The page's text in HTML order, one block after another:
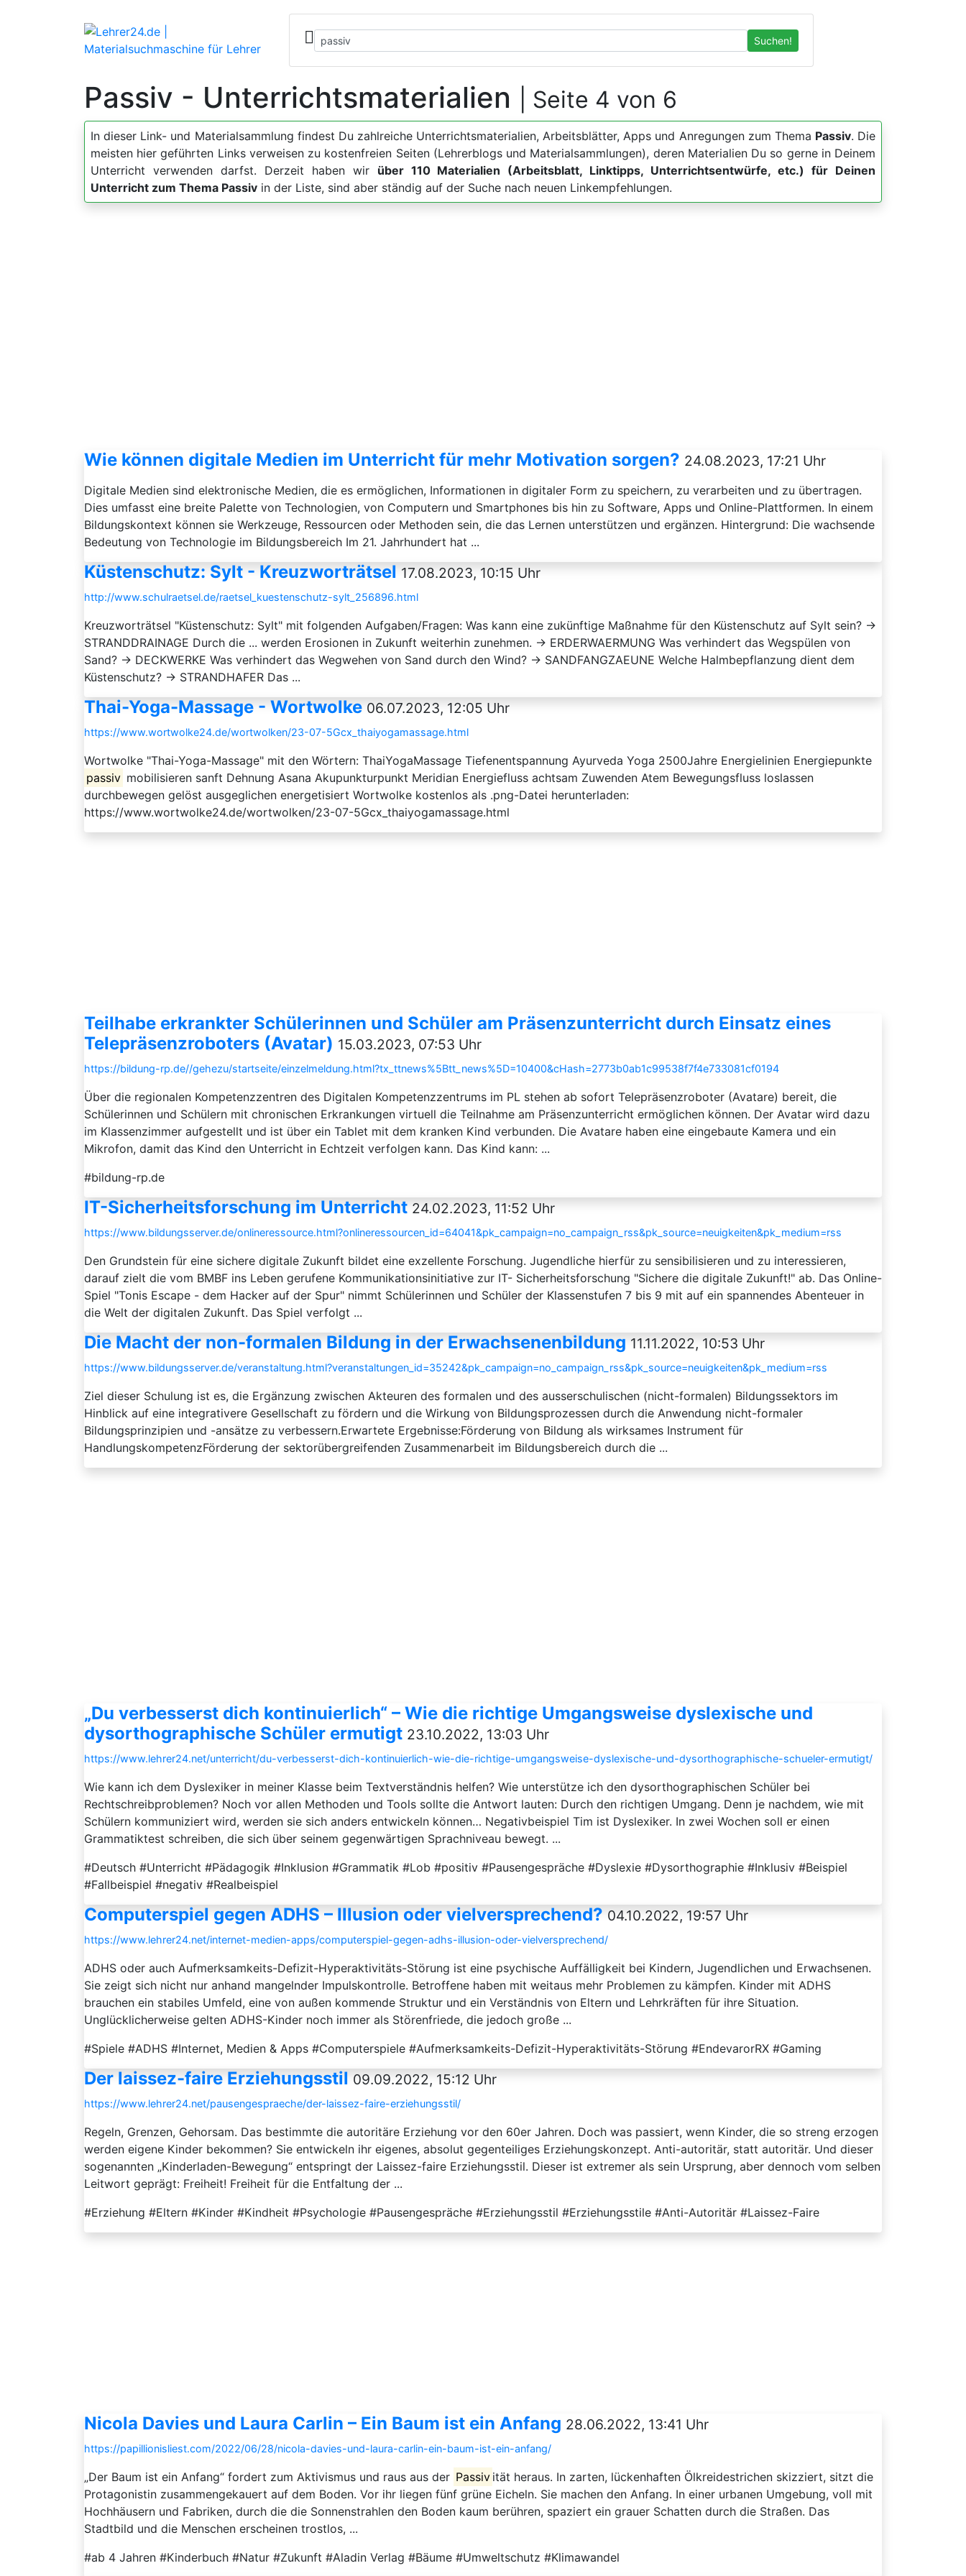
Suchen!
Passiv - Unterrichtsmaterialien | Seite 4 von 6
In dieser Link- und Materialsammlung findest Du zahlreiche Unterrichtsmaterialien, Arbeitsblätter, Apps und Anregungen zum Thema Passiv. Die
meisten hier geführten Links verweisen zu kostenfreien Seiten (Lehrerblogs und Materialsammlungen), deren Materialien Du so gerne in Deinem
Unterricht verwenden darfst. Derzeit haben wir über 110 Materialien (Arbeitsblatt, Linktipps, Unterrichtsentwürfe, etc.) für Deinen
Unterricht zum Thema Passiv in der Liste, sind aber ständig auf der Suche nach neuen Linkempfehlungen.
Wie können digitale Medien im Unterricht für mehr Motivation sorgen? 24.08.2023, 17:21 Uhr
Digitale Medien sind elektronische Medien, die es ermöglichen, Informationen in digitaler Form zu speichern, zu verarbeiten und zu übertragen.
Dies umfasst eine breite Palette von Technologien, von Computern und Smartphones bis hin zu Software, Apps und Online-Plattformen. In einem
Bildungskontext können sie Werkzeuge, Ressourcen oder Methoden sein, die das Lernen unterstützen und ergänzen. Hintergrund: Die wachsende
Bedeutung von Technologie im Bildungsbereich Im 21. Jahrhundert hat ...
Küstenschutz: Sylt - Kreuzworträtsel 17.08.2023, 10:15 Uhr
http://www.schulraetsel.de/raetsel_kuestenschutz-sylt_256896.html
Kreuzworträtsel "Küstenschutz: Sylt" mit folgenden Aufgaben/Fragen: Was kann eine zukünftige Maßnahme für den Küstenschutz auf Sylt sein? →
STRANDDRAINAGE Durch die ... werden Erosionen in Zukunft weiterhin zunehmen. → ERDERWAERMUNG Was verhindert das Wegspülen von
Sand? → DECKWERKE Was verhindert das Wegwehen von Sand durch den Wind? → SANDFANGZAEUNE Welche Halmbepflanzung dient dem
Küstenschutz? → STRANDHAFER Das ...
Thai-Yoga-Massage - Wortwolke 06.07.2023, 12:05 Uhr
https://www.wortwolke24.de/wortwolken/23-07-5Gcx_thaiyogamassage.html
Wortwolke "Thai-Yoga-Massage" mit den Wörtern: ThaiYogaMassage Tiefenentspannung Ayurveda Yoga 2500Jahre Energielinien Energiepunkte
passiv mobilisieren sanft Dehnung Asana Akupunkturpunkt Meridian Energiefluss achtsam Zuwenden Atem Bewegungsfluss loslassen
durchbewegen gelöst ausgeglichen energetisiert Wortwolke kostenlos als .png-Datei herunterladen:
https://www.wortwolke24.de/wortwolken/23-07-5Gcx_thaiyogamassage.html
Teilhabe erkrankter Schülerinnen und Schüler am Präsenzunterricht durch Einsatz eines
Telepräsenzroboters (Avatar) 15.03.2023, 07:53 Uhr
https://bildung-rp.de//gehezu/startseite/einzelmeldung.html?tx_ttnews%5Btt_news%5D=10400&cHash=2773b0ab1c99538f7f4e733081cf0194
Über die regionalen Kompetenzzentren des Digitalen Kompetenzzentrums im PL stehen ab sofort Telepräsenzroboter (Avatare) bereit, die
Schülerinnen und Schülern mit chronischen Erkrankungen virtuell die Teilnahme am Präsenzunterricht ermöglichen können. Der Avatar wird dazu
im Klassenzimmer aufgestellt und ist über ein Tablet mit dem kranken Kind verbunden. Die Avatare haben eine eingebaute Kamera und ein
Mikrofon, damit das Kind den Unterricht in Echtzeit verfolgen kann. Das Kind kann: ...
#bildung-rp.de
IT-Sicherheitsforschung im Unterricht 24.02.2023, 11:52 Uhr
https://www.bildungsserver.de/onlineressource.html?onlineressourcen_id=64041&pk_campaign=no_campaign_rss&pk_source=neuigkeiten&pk_medium=rss
Den Grundstein für eine sichere digitale Zukunft bildet eine exzellente Forschung. Jugendliche hierfür zu sensibilisieren und zu interessieren,
darauf zielt die vom BMBF ins Leben gerufene Kommunikationsinitiative zur IT- Sicherheitsforschung "Sichere die digitale Zukunft!" ab. Das Online-
Spiel "Tonis Escape - dem Hacker auf der Spur" nimmt Schülerinnen und Schüler der Klassenstufen 7 bis 9 mit auf ein spannendes Abenteuer in
die Welt der digitalen Zukunft. Das Spiel verfolgt ...
Die Macht der non-formalen Bildung in der Erwachsenenbildung 11.11.2022, 10:53 Uhr
https://www.bildungsserver.de/veranstaltung.html?veranstaltungen_id=35242&pk_campaign=no_campaign_rss&pk_source=neuigkeiten&pk_medium=rss
Ziel dieser Schulung ist es, die Ergänzung zwischen Akteuren des formalen und des ausserschulischen (nicht-formalen) Bildungssektors im
Hinblick auf eine integrativere Gesellschaft zu fördern und die Wirkung von Bildungsprozessen durch die Anwendung nicht-formaler
Bildungsprinzipien und -ansätze zu verbessern.Erwartete Ergebnisse:Förderung von Bildung als wirksames Instrument für
HandlungskompetenzFörderung der sektorübergreifenden Zusammenarbeit im Bildungsbereich durch die ...
„Du verbesserst dich kontinuierlich“ – Wie die richtige Umgangsweise dyslexische und
dysorthographische Schüler ermutigt 23.10.2022, 13:03 Uhr
https://www.lehrer24.net/unterricht/du-verbesserst-dich-kontinuierlich-wie-die-richtige-umgangsweise-dyslexische-und-dysorthographische-schueler-ermutigt/
Wie kann ich dem Dyslexiker in meiner Klasse beim Textverständnis helfen? Wie unterstütze ich den dysorthographischen Schüler bei
Rechtschreibproblemen? Noch vor allen Methoden und Tools sollte die Antwort lauten: Durch den richtigen Umgang. Denn je nachdem, wie mit
Schülern kommuniziert wird, werden sie sich anders entwickeln können… Negativbeispiel Tim ist Dyslexiker. In zwei Wochen soll er einen
Grammatiktest schreiben, die sich über seinem gegenwärtigen Sprachniveau bewegt. ...
#Deutsch #Unterricht #Pädagogik #Inklusion #Grammatik #Lob #positiv #Pausengespräche #Dyslexie #Dysorthographie #Inklusiv #Beispiel
#Fallbeispiel #negativ #Realbeispiel
Computerspiel gegen ADHS – Illusion oder vielversprechend? 04.10.2022, 19:57 Uhr
https://www.lehrer24.net/internet-medien-apps/computerspiel-gegen-adhs-illusion-oder-vielversprechend/
ADHS oder auch Aufmerksamkeits-Defizit-Hyperaktivitäts-Störung ist eine psychische Auffälligkeit bei Kindern, Jugendlichen und Erwachsenen.
Sie zeigt sich nicht nur anhand mangelnder Impulskontrolle. Betroffene haben mit weitaus mehr Problemen zu kämpfen. Kinder mit ADHS
brauchen ein stabiles Umfeld, eine von außen kommende Struktur und ein Verständnis von Eltern und Lehrkräften für ihre Situation.
Unglücklicherweise gelten ADHS-Kinder noch immer als Störenfriede, die jedoch große ...
#Spiele #ADHS #Internet, Medien & Apps #Computerspiele #Aufmerksamkeits-Defizit-Hyperaktivitäts-Störung #EndevarorRX #Gaming
Der laissez-faire Erziehungsstil 09.09.2022, 15:12 Uhr
https://www.lehrer24.net/pausengespraeche/der-laissez-faire-erziehungsstil/
Regeln, Grenzen, Gehorsam. Das bestimmte die autoritäre Erziehung vor den 60er Jahren. Doch was passiert, wenn Kinder, die so streng erzogen
werden eigene Kinder bekommen? Sie entwickeln ihr eigenes, absolut gegenteiliges Erziehungskonzept. Anti-autoritär, statt autoritär. Und dieser
sogenannten „Kinderladen-Bewegung“ entspringt der Laissez-faire Erziehungsstil. Dieser ist extremer als sein Ursprung, aber dennoch vom selben
Leitwort geprägt: Freiheit! Freiheit für die Entfaltung der ...
#Erziehung #Eltern #Kinder #Kindheit #Psychologie #Pausengespräche #Erziehungsstil #Erziehungsstile #Anti-Autoritär #Laissez-Faire
Nicola Davies und Laura Carlin – Ein Baum ist ein Anfang 28.06.2022, 13:41 Uhr
https://papillionisliest.com/2022/06/28/nicola-davies-und-laura-carlin-ein-baum-ist-ein-anfang/
„Der Baum ist ein Anfang“ fordert zum Aktivismus und raus aus der Passiv ität heraus. In zarten, lückenhaften Ölkreidestrichen skizziert, sitzt die
Protagonistin zusammengekauert auf dem Boden. Vor ihr liegen fünf grüne Eicheln. Sie machen den Anfang. In einer urbanen Umgebung, voll mit
Hochhäusern und Fabriken, durch die die Sonnenstrahlen den Boden kaum berühren, spaziert ein grauer Schatten durch die Straßen. Das
Stadtbild und die Menschen erscheinen trostlos, ...
#ab 4 Jahren #Kinderbuch #Natur #Zukunft #Aladin Verlag #Bäume #Umweltschutz #Klimawandel